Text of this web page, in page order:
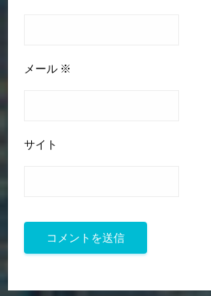
メール ※
サイト